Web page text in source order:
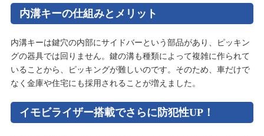
内溝キーの仕組みとメリット
内溝キーは鍵穴の内部にサイドバーという部品があり、ピッキン
グの器具では回りません。鍵の溝も種類によって複雑に作られて
いることから、ピッキングが難しいのです。そのため、車だけで
なく金庫や住宅にも採用されることが増えました。
イモビライザー搭載でさらに防犯性UP！